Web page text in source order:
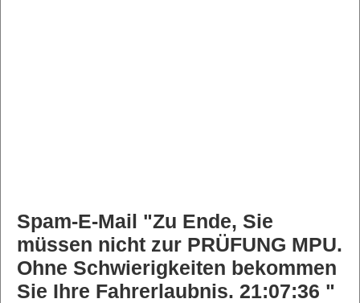
Spam-E-Mail "Zu Ende, Sie
müssen nicht zur PRÜFUNG MPU.
Ohne Schwierigkeiten bekommen
Sie Ihre Fahrerlaubnis. 21:07:36 "